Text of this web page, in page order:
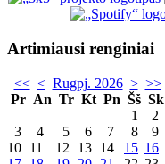
Artimiausi renginiai
<< < Rugpj. 2026 > >>
Pr An Tr Kt Pn Šš Sk
1
2
3
4 5 6 7 8
9
10 11 12 13 14 15 16